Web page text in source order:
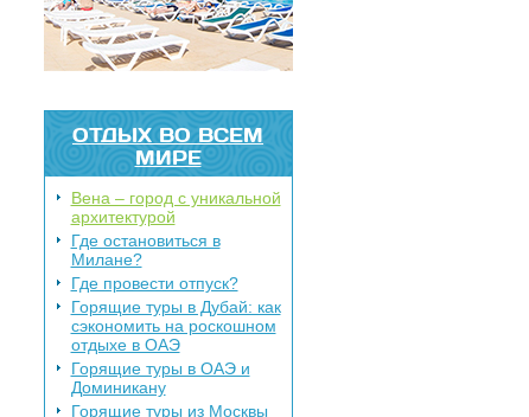
ОТДЫХ ВО ВСЕМ
МИРЕ
Вена – город с уникальной
архитектурой
Где остановиться в
Милане?
Где провести отпуск?
Горящие туры в Дубай: как
сэкономить на роскошном
отдыхе в ОАЭ
Горящие туры в ОАЭ и
Доминикану
Горящие туры из Москвы